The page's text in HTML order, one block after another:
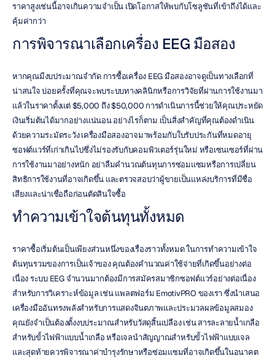
ราคาสูงเช่นนี้อาจเกินความจำเป็น เปิดโอกาสให้พบกับโซลูชันที่เข้าถึงได้และ
คุ้มค่ากว่า
การพิจารณาเลือกเครื่อง EEG มือสอง
หากคุณมีงบประมาณจำกัด การซื้อเครื่อง EEG มือสองอาจดูเป็นทางเลือกที่
น่าสนใจ บ่อยครั้งที่คุณจะพบระบบทางคลินิกหรือการวิจัยที่ผ่านการใช้งานมา
แล้วในราคาตั้งแต่ $5,000 ถึง $50,000 การดำเนินการนี้ช่วยให้คุณประหยัด
เงินเริ่มต้นได้มากอย่างแน่นอน อย่างไรก็ตาม เป็นสิ่งสำคัญที่คุณต้องดำเนิน
ด้วยความระมัดระวัง เครื่องมือสองอาจมาพร้อมกับใบรับประกันที่หมดอายุ
ซอฟต์แวร์ที่เก่าเกินไปซึ่งไม่รองรับกับคอมพิวเตอร์รุ่นใหม่ หรือเซนเซอร์ที่ผ่าน
การใช้งานมาอย่างหนัก อย่าลืมคำนวณต้นทุนการซ่อมแซมหรือการเปลี่ยน
สิทธิการใช้งานที่อาจเกิดขึ้น และตรวจสอบว่าผู้ขายเป็นแหล่งบริการที่มีชื่อ
เสียงและน่าเชื่อถือก่อนตัดสินใจซื้อ
ทำความเข้าใจต้นทุนทั้งหมด
ราคาซื้อเริ่มต้นเป็นเพียงส่วนหนึ่งของเรื่องราวทั้งหมด ในการทำความเข้าใจ
ต้นทุนรวมของการเป็นเจ้าของ คุณต้องคำนวณค่าใช้จ่ายที่เกิดขึ้นอย่างต่อ
เนื่อง ระบบ EEG จำนวนมากต้องมีการสมัครสมาชิกซอฟต์แวร์อย่างต่อเนื่อง
สำหรับการวิเคราะห์ข้อมูล เช่น แพลตฟอร์ม EmotivPRO ของเรา ซึ่งนำเสนอ
เครื่องมืออันทรงพลังสำหรับการแสดงจินตภาพและประมวลผลข้อมูลสมอง
คุณยังจำเป็นต้องตั้งงบประมาณสำหรับวัสดุสิ้นเปลือง เช่น สารละลายน้ำเกลือ
สำหรับขั้วไฟฟ้าแบบน้ำเกลือ หรือเจลนำสัญญาณสำหรับขั้วไฟฟ้าแบบเจล
และสุดท้ายควรพิจารณาค่าบำรุงรักษาหรือซ่อมแซมที่อาจเกิดขึ้นในอนาคต